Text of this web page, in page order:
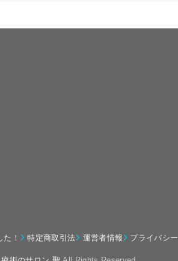
！ 特定商取引法 運営者情報 プライバシ